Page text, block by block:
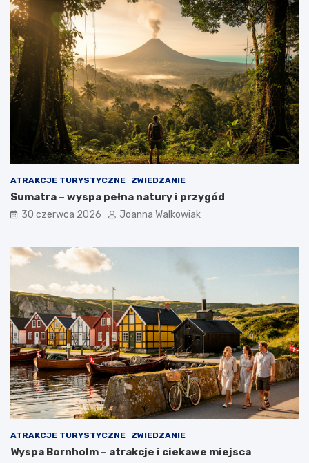
ATRAKCJE TURYSTYCZNE ZWIEDZANIE
Sumatra – wyspa pełna natury i przygód
30 czerwca 2026 Joanna Walkowiak
ATRAKCJE TURYSTYCZNE ZWIEDZANIE
Wyspa Bornholm – atrakcje i ciekawe miejsca